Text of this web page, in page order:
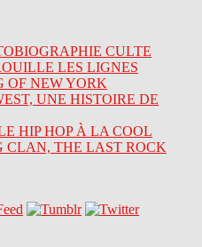
CULTE
LES LIGNES
OF NEW YORK
UNE HISTOIRE DE
HIP HOP À LA COOL
CLAN, THE LAST ROCK